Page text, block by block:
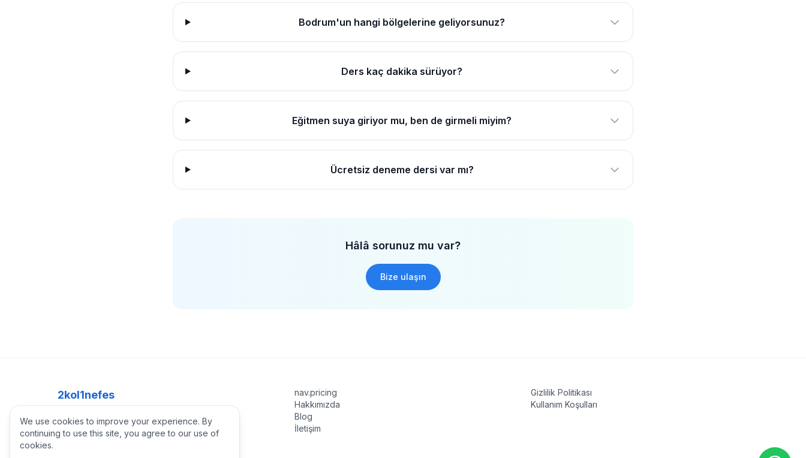
Bodrum'un hangi bölgelerine geliyorsunuz?
Ders kaç dakika sürüyor?
Eğitmen suya giriyor mu, ben de girmeli miyim?
Ücretsiz deneme dersi var mı?
Hâlâ sorunuz mu var?
Bize ulaşın
2kol1nefes
WhatsApp +90 535 825 9431
nav.pricing
Hakkımızda
Blog
İletişim
Gizlilik Politikası
Kullanım Koşulları
We use cookies to improve your experience. By
continuing to use this site, you agree to our use of
cookies.